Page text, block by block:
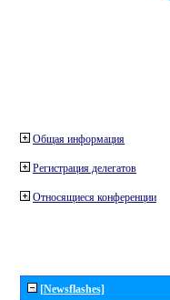
Общая информация
Регистрация делегатов
Относящиеся конференции
[Newsflashes]